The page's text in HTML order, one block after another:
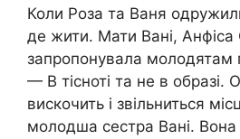
Коли Роза та Ваня
де жити. Мати Вані, Анфіса
запропонувала молодятам
— В тісноті та не в образі.
вискочить і звільниться
молодша сестра Вані. Вона